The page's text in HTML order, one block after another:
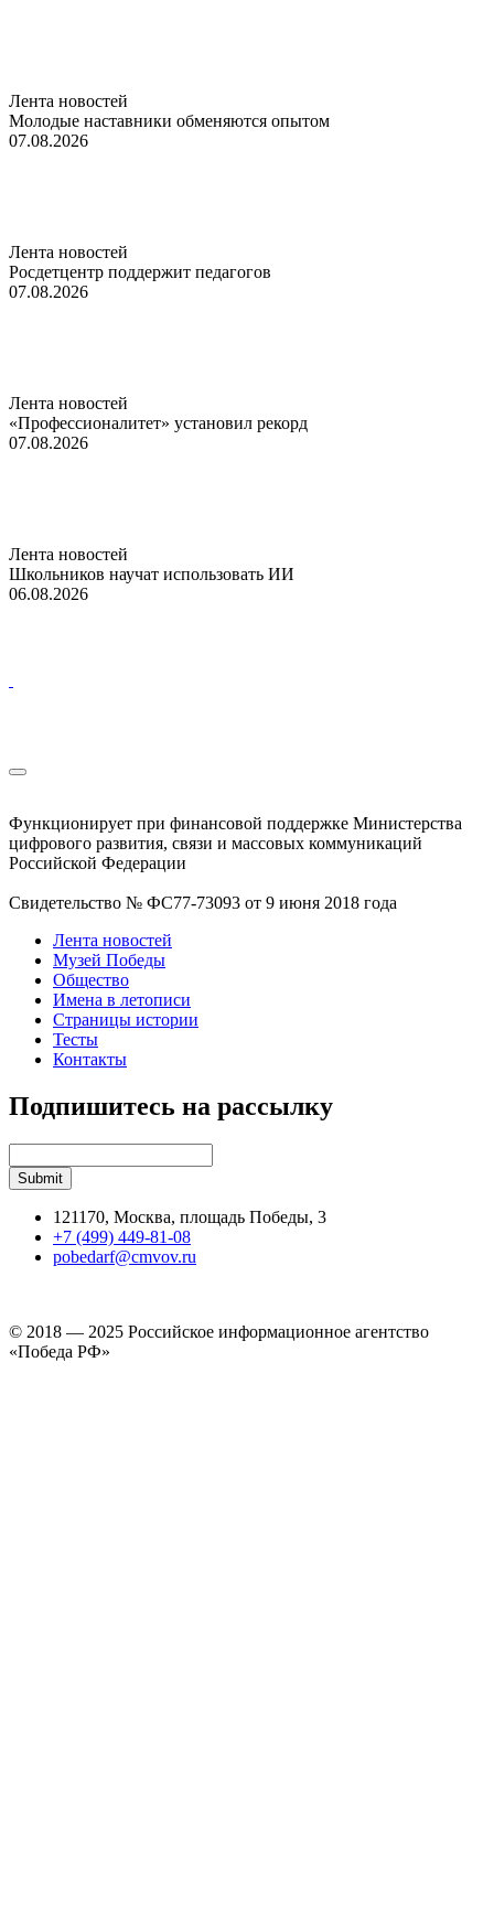
Лента новостей
Молодые наставники обменяются опытом
07.08.2026
Лента новостей
Росдетцентр поддержит педагогов
07.08.2026
Лента новостей
«Профессионалитет» установил рекорд
07.08.2026
Лента новостей
Школьников научат использовать ИИ
06.08.2026
Функционирует при финансовой поддержке Министерства
цифрового развития, связи и массовых коммуникаций
Российской Федерации
Свидетельство № ФС77-73093 от 9 июня 2018 года
Лента новостей
Музей Победы
Общество
Имена в летописи
Страницы истории
Тесты
Контакты
Подпишитесь на рассылку
121170, Москва, площадь Победы, 3
+7 (499) 449-81-08
pobedarf@cmvov.ru
© 2018 — 2025 Российское информационное агентство
«Победа РФ»